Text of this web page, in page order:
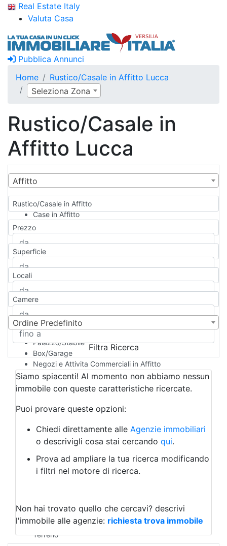
Real Estate Italy
Valuta Casa
Pubblica Annunci
Home
Rustico/Casale in Affitto Lucca
Seleziona Zona
Rustico/Casale in
Affitto Lucca
Affitto
Rustico/Casale in Affitto
Case in Affitto
Qualsiasi
Appartamento
Casa indipendente
Casa Semi-indipendente
Attico/Mansarda
Rustico/Casale
Camera d'Albergo
Multiproprietà
Palazzo/Stabile
Box/Garage
Negozi e Attivita Commerciali in Affitto
Qualsiasi
Attività/Licenza Commerciale
Azienda Agricola
Bar/Ristorante
Albergo
Laboratorio Artigianale
Negozio/locale commerciale
Agriturismo
Magazzini
Qualsiasi
Terreno edificabile
Terreno
Prezzo
Superficie
Locali
Camere
Ordine Predefinito
Filtra Ricerca
Siamo spiacenti! Al momento non abbiamo nessun
immobile con queste caratteristiche ricercate.
Puoi provare queste opzioni:
Chiedi direttamente alle Agenzie immobiliari
o descrivigli cosa stai cercando qui.
Prova ad ampliare la tua ricerca modificando
i filtri nel motore di ricerca.
Non hai trovato quello che cercavi? descrivi
l'immobile alle agenzie: richiesta trova immobile